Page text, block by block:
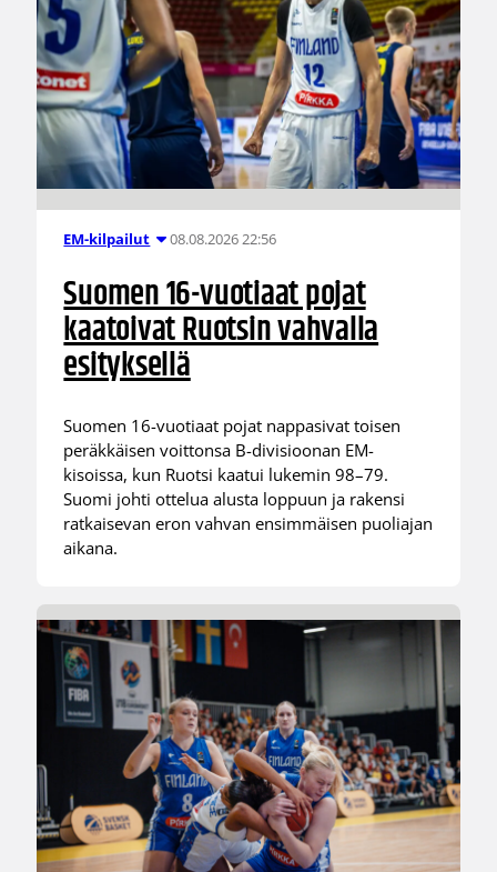
EM-kilpailut 08.08.2026 22:56
Suomen 16-vuotiaat pojat
kaatoivat Ruotsin vahvalla
esityksellä
Suomen 16-vuotiaat pojat nappasivat toisen
peräkkäisen voittonsa B-divisioonan EM-
kisoissa, kun Ruotsi kaatui lukemin 98–79.
Suomi johti ottelua alusta loppuun ja rakensi
ratkaisevan eron vahvan ensimmäisen puoliajan
aikana.